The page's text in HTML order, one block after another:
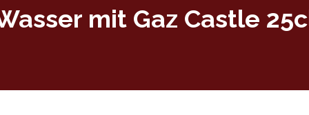
mit Gaz Castle